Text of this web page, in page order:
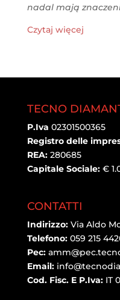
nadal mają
Czytaj więcej
TECNO
P.Iva 02301500365
Registro delle
REA:280685
Capitale Sociale: €
CONTATTI
Indirizzo: Via Aldo
Telefono: 059 215
Pec:
Email:
Cod. Fisc. E P.Iva:IT